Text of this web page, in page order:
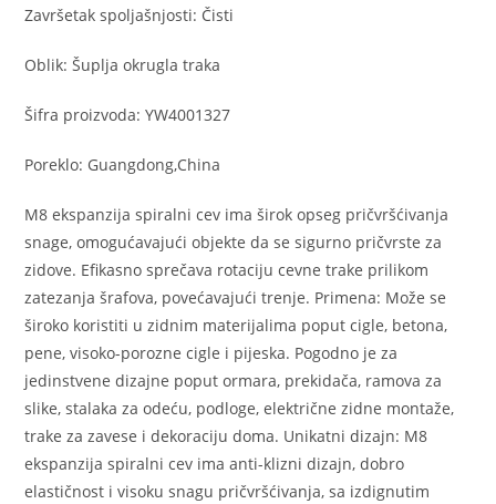
Završetak spoljašnjosti: Čisti
Oblik: Šuplja okrugla traka
Šifra proizvoda: YW4001327
Poreklo: Guangdong,China
M8 ekspanzija spiralni cev ima širok opseg pričvršćivanja
snage, omogućavajući objekte da se sigurno pričvrste za
zidove. Efikasno sprečava rotaciju cevne trake prilikom
zatezanja šrafova, povećavajući trenje. Primena: Može se
široko koristiti u zidnim materijalima poput cigle, betona,
pene, visoko-porozne cigle i pijeska. Pogodno je za
jedinstvene dizajne poput ormara, prekidača, ramova za
slike, stalaka za odeću, podloge, električne zidne montaže,
trake za zavese i dekoraciju doma. Unikatni dizajn: M8
ekspanzija spiralni cev ima anti-klizni dizajn, dobro
elastičnost i visoku snagu pričvršćivanja, sa izdignutim